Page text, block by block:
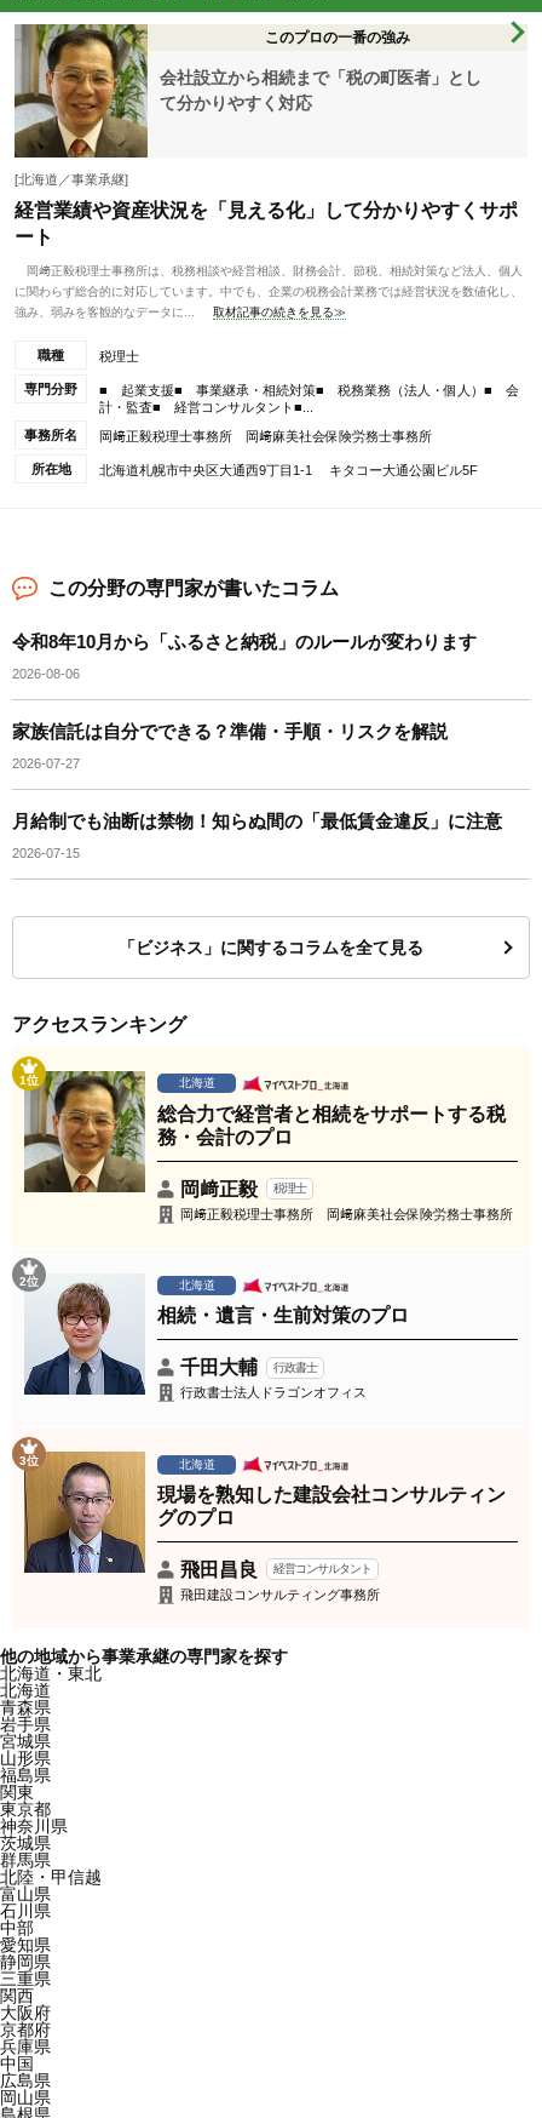
このプロの一番の強み
会社設立から相続まで「税の町医者」とし
て分かりやすく対応
[北海道／事業承継]
経営業績や資産状況を「見える化」して分かりやすくサポ
ート
岡﨑正毅税理士事務所は、税務相談や経営相談、財務会計、節税、相続対策など法人、個人
に関わらず総合的に対応しています。中でも、企業の税務会計業務では経営状況を数値化し、
強み、弱みを客観的なデータに...
取材記事の続きを見る≫
職種 税理士
専門分野
■ 起業支援■ 事業継承・相続対策■ 税務業務（法人・個人）■ 会
計・監査■ 経営コンサルタント■...
事務所名
岡﨑正毅税理士事務所 岡﨑麻美社会保険労務士事務所
所在地 北海道札幌市中央区大通西9丁目1-1 キタコー大通公園ビル5F
この分野の専門家が書いたコラム
令和8年10月から「ふるさと納税」のルールが変わります
2026-08-06
家族信託は自分でできる？準備・手順・リスクを解説
2026-07-27
月給制でも油断は禁物！知らぬ間の「最低賃金違反」に注意
2026-07-15
「ビジネス」に関するコラムを全て見る
アクセスランキング
1位 北海道
総合力で経営者と相続をサポートする税
務・会計のプロ
岡﨑正毅 税理士
岡﨑正毅税理士事務所 岡﨑麻美社会保険労務士事務所
2位 北海道
相続・遺言・生前対策のプロ
千田大輔 行政書士
行政書士法人ドラゴンオフィス
3位 北海道
現場を熟知した建設会社コンサルティン
グのプロ
飛田昌良 経営コンサルタント
飛田建設コンサルティング事務所
他の地域から事業承継の専門家を探す
北海道・東北
北海道
青森県
岩手県
宮城県
山形県
福島県
関東
東京都
神奈川県
茨城県
群馬県
北陸・甲信越
富山県
石川県
中部
愛知県
静岡県
三重県
関西
大阪府
京都府
兵庫県
中国
広島県
岡山県
島根県